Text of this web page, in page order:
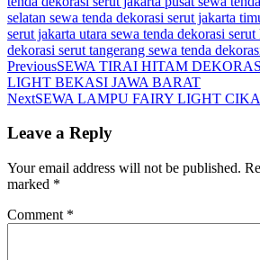
selatan sewa tenda dekorasi serut jakarta
serut jakarta utara sewa tenda dekorasi
dekorasi serut tangerang sewa tenda
PreviousSEWA TIRAI HITAM
LIGHT BEKASI JAWA BARAT
NextSEWA LAMPU FAIRY LIGHT
Leave a Reply
Your email address will not be published.
marked *
Comment *